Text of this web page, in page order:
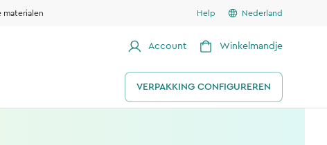
materialen Help Nederland
Account Winkelmandje
VERPAKKING CONFIGUREREN